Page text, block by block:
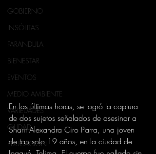
GOBIERNO
INSÓLITAS
FARANDULA
BIENESTAR
EVENTOS
MEDIO AMBIENTE
VARIEDADES
CIUDAD
EDUCACION
En las últimas horas, se logró la captura
de dos sujetos señalados de asesinar a
Sharit Alexandra Ciro Parra, una joven
de tan solo 19 años, en la ciudad de